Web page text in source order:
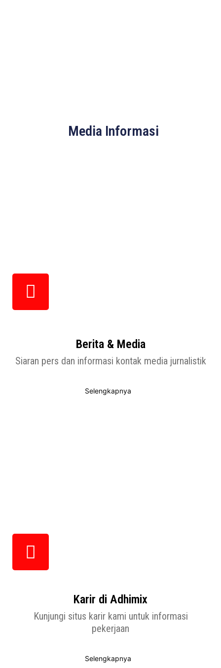
Media Informasi
Berita & Media
Siaran pers dan informasi kontak media jurnalistik
Selengkapnya
Karir di Adhimix
Kunjungi situs karir kami untuk informasi
pekerjaan
Selengkapnya